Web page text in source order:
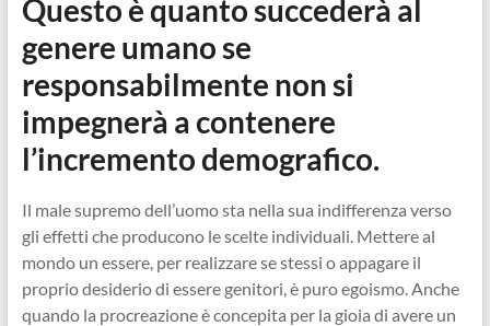
Questo è quanto succederà al
genere umano se
responsabilmente non si
impegnerà a contenere
l’incremento demografico.
Il male supremo dell’uomo sta nella sua indifferenza verso
gli effetti che producono le scelte individuali. Mettere al
mondo un essere, per realizzare se stessi o appagare il
proprio desiderio di essere genitori, è puro egoismo. Anche
quando la procreazione è concepita per la gioia di avere un